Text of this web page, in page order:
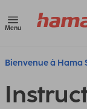
Menu
Bienvenue à Hama